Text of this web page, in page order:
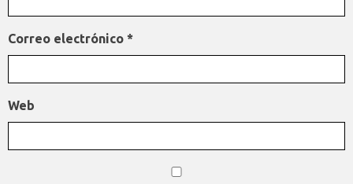
Correo electrónico *
Web